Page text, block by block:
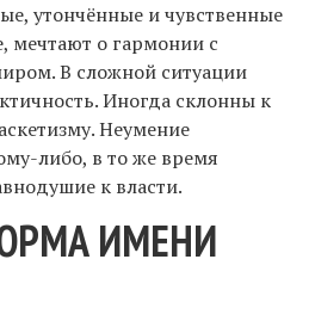
утончённые и чувственные
мечтают о гармонии с
В сложной ситуации
Иногда склонны к
Неумение
либо, в то же время
к власти.
ИМЕНИ